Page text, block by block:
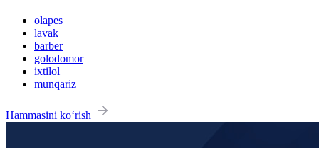
olapes
lavak
barber
golodomor
ixtilol
munqariz
Hammasini ko‘rish